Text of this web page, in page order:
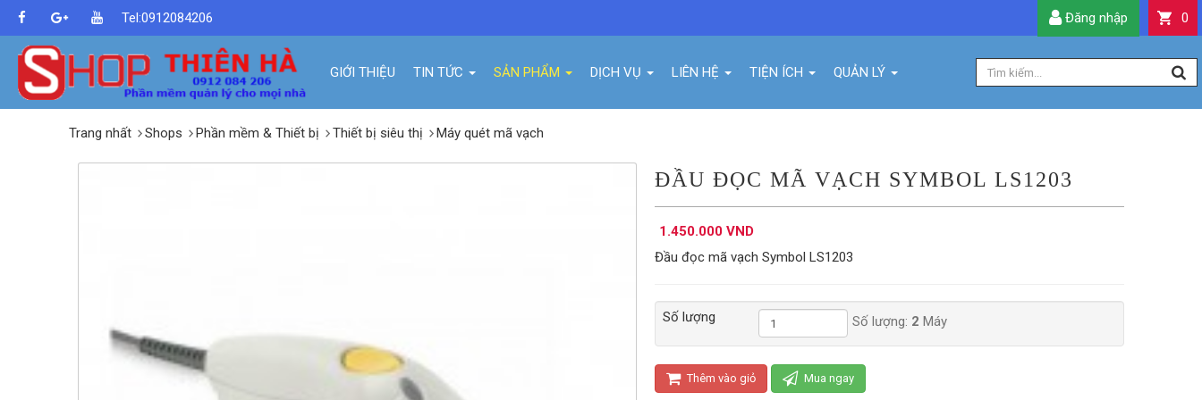
GIỚI THIỆU TIN TỨC SẢN PHẨM DỊCH VỤ LIÊN HỆ TIỆN ÍCH QUẢN LÝ
0
Đăng nhập
Tel:0912084206
Trang nhất Shops Phần mềm & Thiết bị Thiết bị siêu thị Máy quét mã vạch
ĐẦU ĐỌC MÃ VẠCH SYMBOL LS1203
1.450.000 VND
Đầu đọc mã vạch Symbol LS1203
Số lượng Số lượng: 2 Máy
Thêm vào giỏ Mua ngay